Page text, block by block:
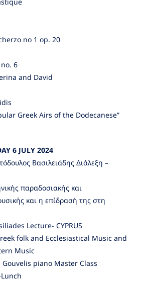
no 1 op. 20
6
and David
Greek Airs of the Dodecanese”
6 JULY 2024
Βασιλειάδης Διάλεξη –
παραδοσιακής και
και η επίδρασή της στη
Lecture- CYPRUS
folk and Ecclesiastical Music and
Music
Gouvelis piano Master Class